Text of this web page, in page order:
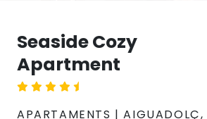
Seaside Cozy
Apartment
APARTAMENTS | AIGUADOLÇ,